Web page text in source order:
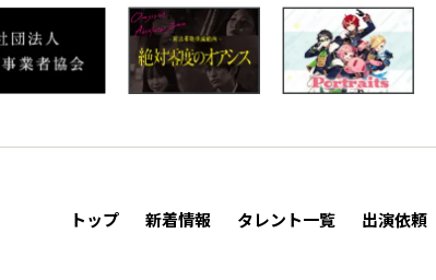
トップ 新着情報 タレント一覧 出演依頼